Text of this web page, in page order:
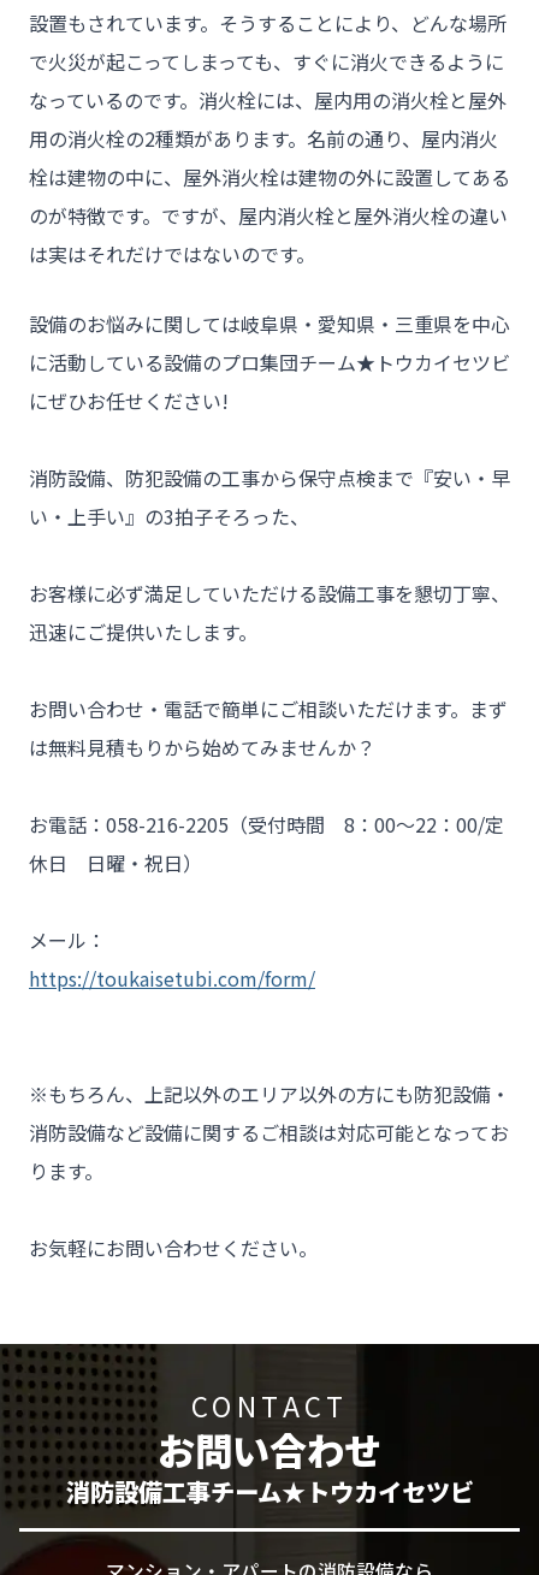
チーム★トウカイセツビ
- トウカイセツビについて
- トウカイセツビが選ばれる理由
- 不動産管理会社様・アパートマンションオーナー様
- 工事業者様
- 施工事例
- 会社概要
- お問い合わせ
設置もされています。そうすることにより、どんな場所
で火災が起こってしまっても、すぐに消火できるように
なっているのです。消火栓には、屋内用の消火栓と屋外
用の消火栓の2種類があります。名前の通り、屋内消火
栓は建物の中に、屋外消火栓は建物の外に設置してある
のが特徴です。ですが、屋内消火栓と屋外消火栓の違い
は実はそれだけではないのです。
設備のお悩みに関しては岐阜県・愛知県・三重県を中心
に活動している設備のプロ集団チーム★トウカイセツビ
にぜひお任せください!
消防設備、防犯設備の工事から保守点検まで『安い・早
い・上手い』の3拍子そろった、
お客様に必ず満足していただける設備工事を懇切丁寧、
迅速にご提供いたします。
お問い合わせ・電話で簡単にご相談いただけます。まず
は無料見積もりから始めてみませんか？
お電話：058-216-2205（受付時間　8：00～22：00/定
休日　日曜・祝日）
メール：
https://toukaisetubi.com/form/
※もちろん、上記以外のエリア以外の方にも防犯設備・
消防設備など設備に関するご相談は対応可能となってお
ります。
お気軽にお問い合わせください。
CONTACT
お問い合わせ
消防設備工事チーム★トウカイセツビ